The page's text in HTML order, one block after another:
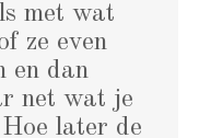
met wat
ze even
en dan
net wat je
later de